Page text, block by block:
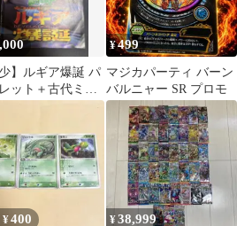
少】ルギア爆誕 パ
ット＋古代ミュ
修正版
¥499
マジカパーティ バーン
バルニャー SR プロモ
¥400 ¥38,999